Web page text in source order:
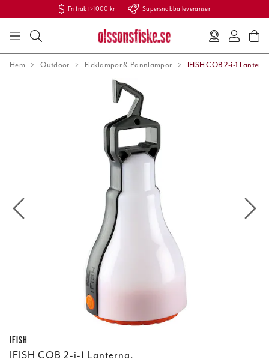
Fri frakt >1000 kr Supersnabba leveranser
Hem Outdoor Ficklampor & Pannlampor IFISH COB 2-i-1
Ifish
IFISH COB 2-i-1 Lanterna.